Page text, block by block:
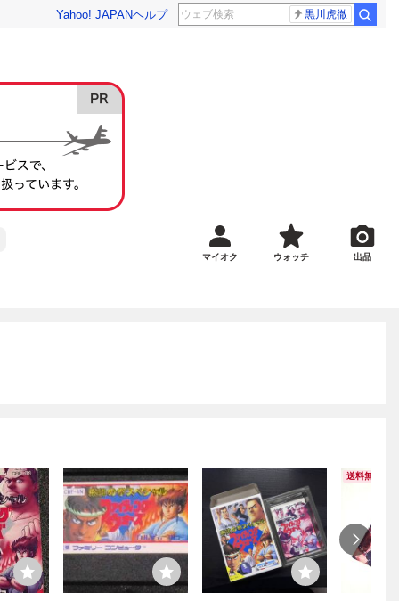
Yahoo! JAPANヘルプ 黒川虎徹
マイオク ウォッチ 出品
送料無料